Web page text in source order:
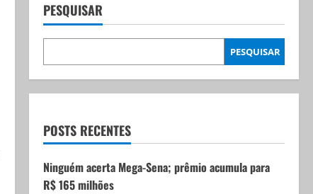
PESQUISAR
PESQUISAR
POSTS RECENTES
Ninguém acerta Mega-Sena; prêmio acumula para
R$ 165 milhões